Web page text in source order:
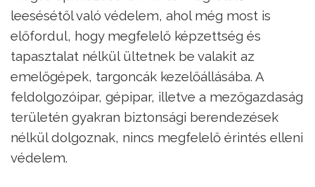
leesésétől való védelem, ahol még most is
előfordul, hogy megfelelő képzettség és
tapasztalat nélkül ültetnek be valakit az
emelőgépek, targoncák kezelőállásába. A
feldolgozóipar, gépipar, illetve a mezőgazdaság
területén gyakran biztonsági berendezések
nélkül dolgoznak, nincs megfelelő érintés elleni
védelem.